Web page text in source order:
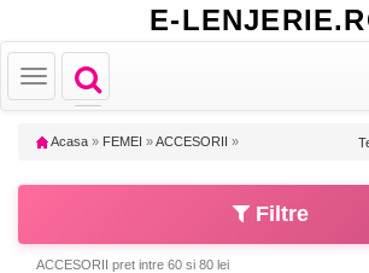
E-
Toggle
navigation
Toggle
navigation
Acasa » FEMEI »ACCESORII »
Filtre
ACCESORII pret intre 60 si 80 lei